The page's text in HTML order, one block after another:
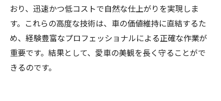
おり、迅速かつ低コストで自然な仕上がりを実現しま
す。これらの高度な技術は、車の価値維持に直結するた
め、経験豊富なプロフェッショナルによる正確な作業が
重要です。結果として、愛車の美観を長く守ることがで
きるのです。